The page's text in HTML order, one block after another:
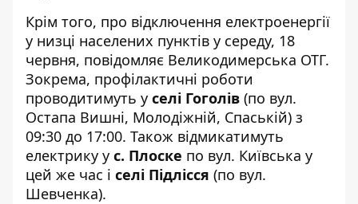
Крім того, про відключення електроенергії
у низці населених пунктів у середу, 18
червня, повідомляє Великодимерська ОТГ.
Зокрема, профілактичні роботи
проводитимуть у селі Гоголів (по вул.
Остапа Вишні, Молодіжній, Спаській) з
09:30 до 17:00. Також відмикатимуть
електрику у с. Плоске по вул. Київська у
цей же час і селі Підлісся (по вул.
Шевченка).